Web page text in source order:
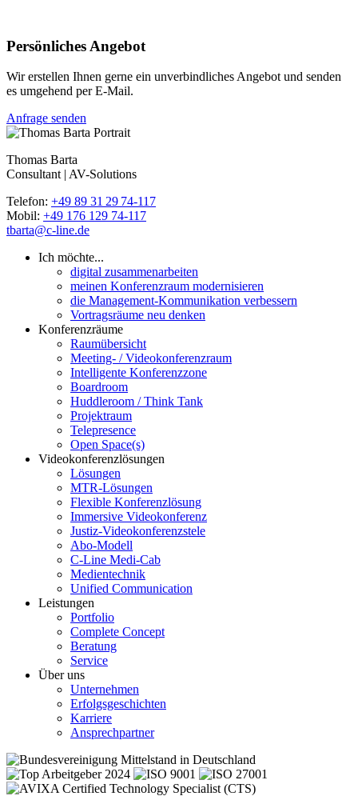
Persönliches Angebot
Wir erstellen Ihnen gerne ein unverbindliches Angebot und senden
es umgehend per E-Mail.
Anfrage senden
Thomas Barta
Consultant | AV-Solutions
Telefon: +49 89 31 29 74-117
Mobil: +49 176 129 74-117
tbarta@c-line.de
Ich möchte...
digital zusammenarbeiten
meinen Konferenzraum modernisieren
die Management-Kommunikation verbessern
Vortragsräume neu denken
Konferenzräume
Raumübersicht
Meeting- / Videokonferenzraum
Intelligente Konferenzzone
Boardroom
Huddleroom / Think Tank
Projektraum
Telepresence
Open Space(s)
Videokonferenzlösungen
Lösungen
MTR-Lösungen
Flexible Konferenzlösung
Immersive Videokonferenz
Justiz-Videokonferenzstele
Abo-Modell
C-Line Medi-Cab
Medientechnik
Unified Communi­cation
Leistungen
Portfolio
Complete Concept
Beratung
Service
Über uns
Unternehmen
Erfolgsgeschichten
Karriere
Ansprechpartner